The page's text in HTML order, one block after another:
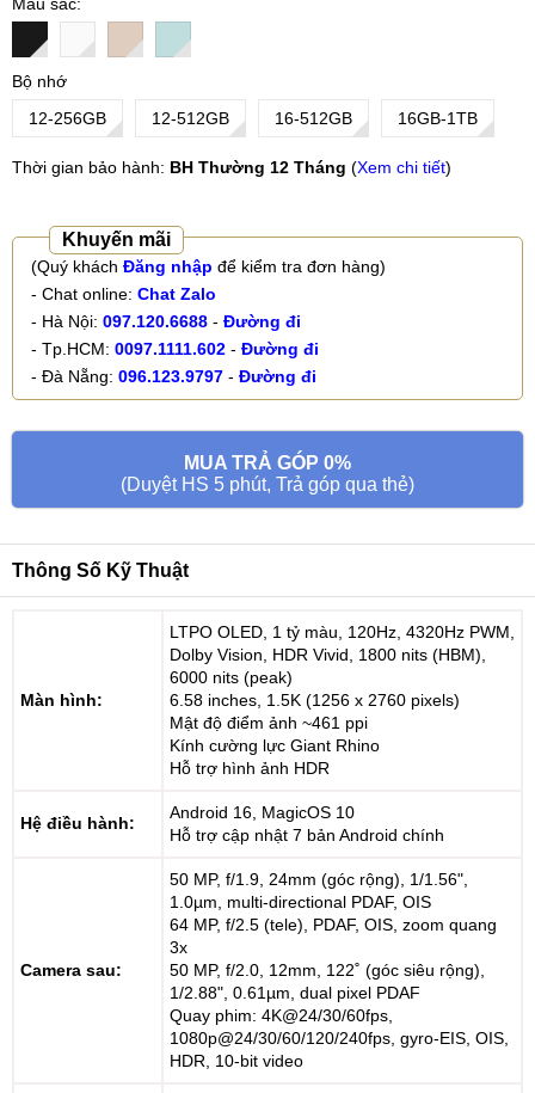
Bộ nhớ
12-256GB
12-512GB 16-512GB 16GB-1TB
Thời gian bảo hành: BH Thường 12 Tháng (Xem chi tiết)
Khuyến mãi
(Quý khách Đăng nhập để kiểm tra đơn hàng)
- Chat online: Chat Zalo
- Hà Nội: 097.120.6688 - Đường đi
- Tp.HCM: 0097.1111.602 - Đường đi
- Đà Nẵng: 096.123.9797 - Đường đi
MUA TRẢ GÓP 0%
(Duyệt HS 5 phút, Trả góp qua thẻ)
Thông Số Kỹ Thuật
Màn hình:
LTPO OLED, 1 tỷ màu, 120Hz, 4320Hz PWM,
Dolby Vision, HDR Vivid, 1800 nits (HBM),
6000 nits (peak)
6.58 inches, 1.5K (1256 x 2760 pixels)
Mật độ điểm ảnh ~461 ppi
Kính cường lực Giant Rhino
Hỗ trợ hình ảnh HDR
Hệ điều hành:
Android 16, MagicOS 10
Hỗ trợ cập nhật 7 bản Android chính
Camera sau:
50 MP, f/1.9, 24mm (góc rộng), 1/1.56",
1.0µm, multi-directional PDAF, OIS
64 MP, f/2.5 (tele), PDAF, OIS, zoom quang
3x
50 MP, f/2.0, 12mm, 122˚ (góc siêu rộng),
1/2.88", 0.61µm, dual pixel PDAF
Quay phim: 4K@24/30/60fps,
1080p@24/30/60/120/240fps, gyro-EIS, OIS,
HDR, 10-bit video